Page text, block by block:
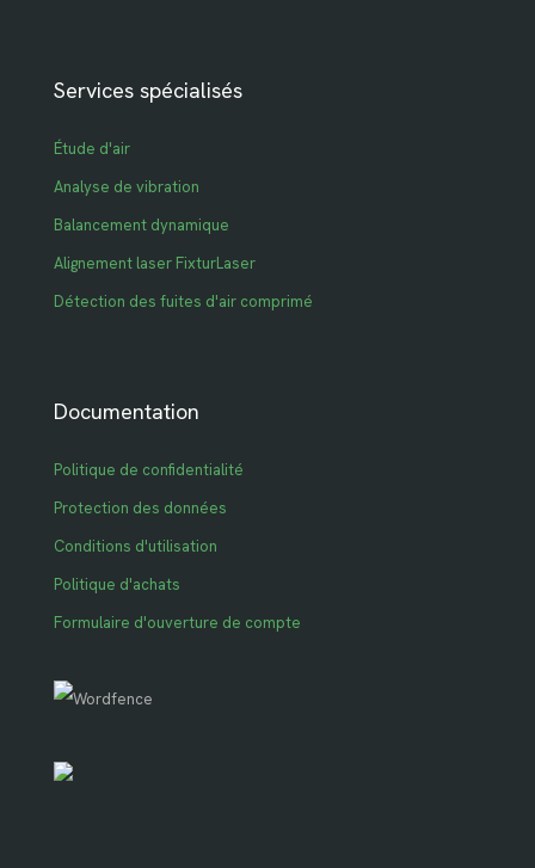
Services spécialisés
Étude d'air
Analyse de vibration
Balancement dynamique
Alignement laser FixturLaser
Détection des fuites d'air comprimé
Documentation
Politique de confidentialité
Protection des données
Conditions d'utilisation
Politique d'achats
Formulaire d'ouverture de compte